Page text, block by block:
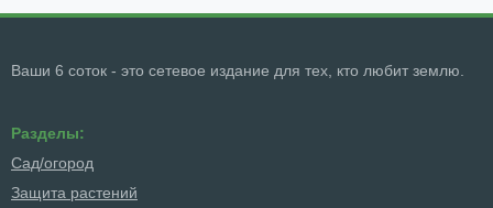
Ваши 6 соток - это сетевое издание для тех, кто любит землю.
Разделы:
Сад/огород
Защита растений